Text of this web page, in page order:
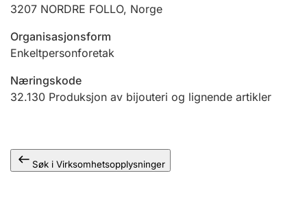
Ektepaktveileder
Offentlig sektor
3207 NORDRE FOLLO, Norge
Organisasjonsform
Enkeltpersonforetak
Næringskode
32.130 Produksjon av bijouteri og lignende artikler
Søk i Virksomhetsopplysninger